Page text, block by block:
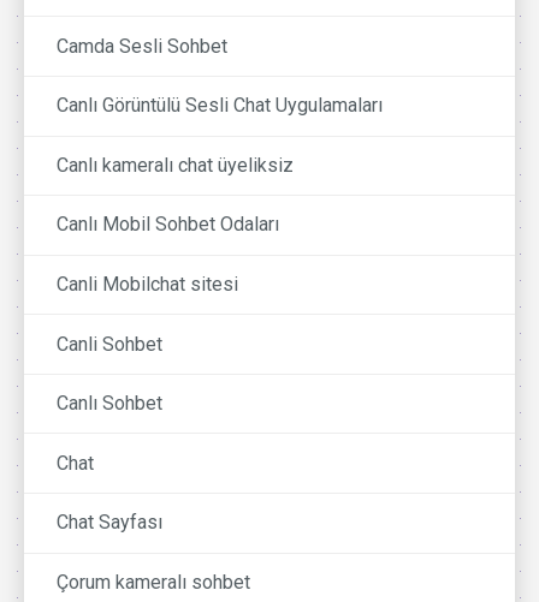
Camda Sesli Sohbet
Canlı Görüntülü Sesli Chat Uygulamaları
Canlı kameralı chat üyeliksiz
Canlı Mobil Sohbet Odaları
Canli Mobilchat sitesi
Canli Sohbet
Canlı Sohbet
Chat
Chat Sayfası
Çorum kameralı sohbet